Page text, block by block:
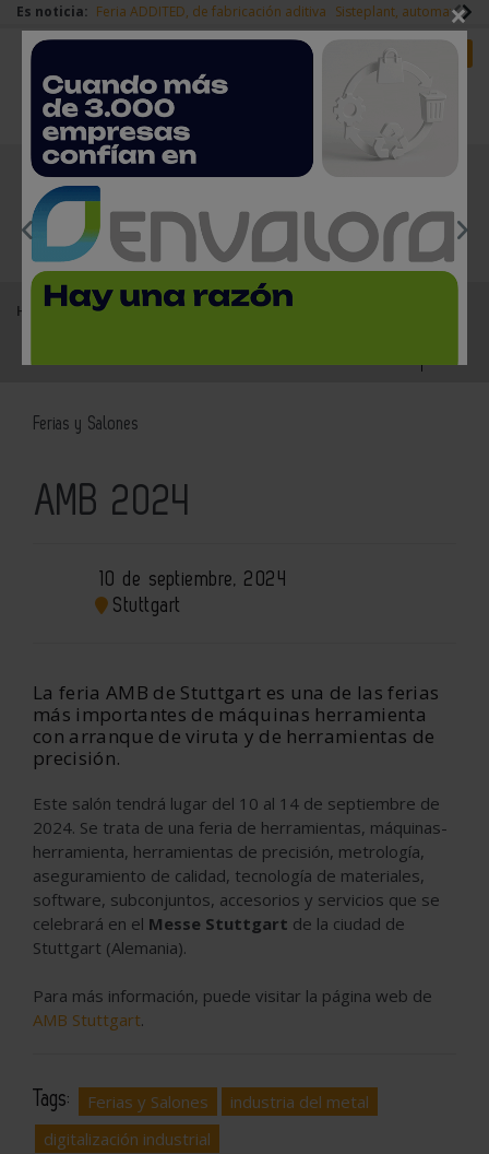
Es noticia: Feria ADDITED, de fabricación aditiva Sisteplant,
Redes Sociales Login empresas
EMPRESAS PREMIUM
Home Agenda Ferias y Salones
Ferias y Salones
AMB 2024
10 de septiembre, 2024
Stuttgart
La feria AMB de Stuttgart es una de las ferias
más importantes de máquinas herramienta
con arranque de viruta y de herramientas de
precisión.
Este salón tendrá lugar del 10 al 14 de septiembre de
2024. Se trata de una feria de herramientas, máquinas-
herramienta, herramientas de precisión, metrología,
aseguramiento de calidad, tecnología de materiales,
software, subconjuntos, accesorios y servicios que se
celebrará en el Messe Stuttgart de la ciudad de
Stuttgart (Alemania).
Para más información, puede visitar la página web de
AMB Stuttgart.
Tags: Ferias y Salones
industria del metal
digitalización industrial
×